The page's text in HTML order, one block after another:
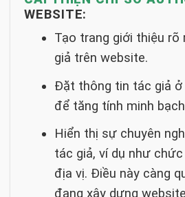
WEBSITE:
Tạo trang giới thiệu rõ
giả trên website.
Đặt thông tin tác giả
để tăng tính minh
Hiển thị sự chuyên
tác giả, ví dụ như chức
địa vị. Điều này càng
đang xây dựng